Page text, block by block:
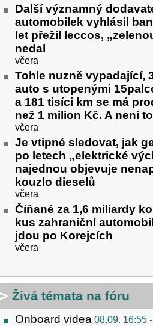
Další významný
automobilek vyhlásil
let přežil leccos,
nedal
včera
Tohle nuzně vypadající,
auto s utopenými
a 181 tisíci km se má
než 1 milion Kč. A není
včera
Je vtipné sledovat, jak
po letech „elektrické
najednou objevuje
kouzlo dieselů
včera
Číňané za 1,6 miliardy
kus zahraniční
jdou po Korejcích
včera
Živá témata na fóru
Onboard videa 08.09. 16:55